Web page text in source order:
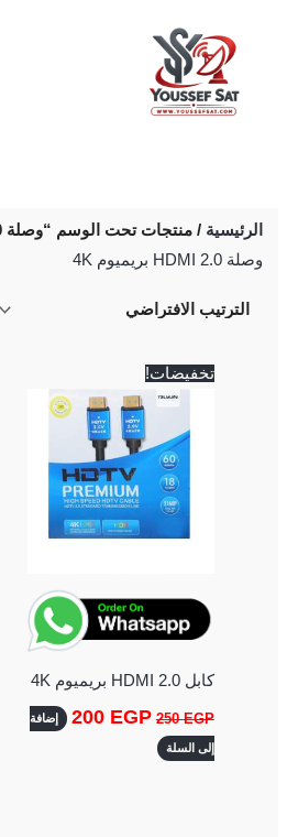
الرئيسية / منتجات تحت الوسم “وصلة HDMI 2.0 بريميوم 4K”
وصلة HDMI 2.0 بريميوم 4K
تخفيضات!
كابل HDMI 2.0 بريميوم 4K
250EGP
السعر
الأصلي
هو:
250 EGP.
200 EGP
هو:
200 EGP.
إضافة
إلى السلة